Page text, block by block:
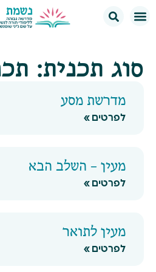
סוג תכנית:
מדרשת מסע
לפרטים »
מעין – השלב הבא
לפרטים »
מעין לתואר
לפרטים »